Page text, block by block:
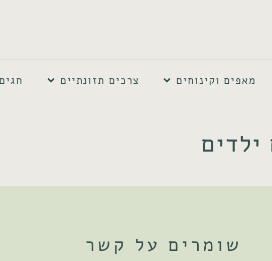
מאפים וקינוחים צרכים תזונתיים
חגים
שומרים על קשר